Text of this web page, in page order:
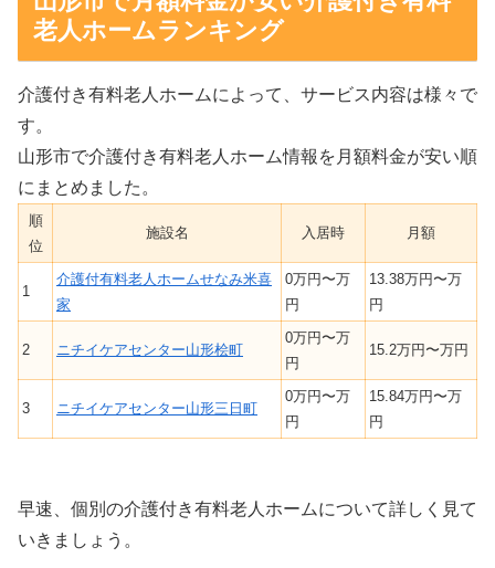
老人ホームランキング
介護付き有料老人ホームによって、サービス内容は様々で
す。
山形市で介護付き有料老人ホーム情報を月額料金が安い順
にまとめました。
順
位
施設名 入居時 月額
1
介護付有料老人ホームせなみ米喜
家
0万円〜万
円
13.38万円〜万
円
2 ニチイケアセンター山形桧町
0万円〜万
円
15.2万円〜万円
3 ニチイケアセンター山形三日町
0万円〜万
円
15.84万円〜万
円
早速、個別の介護付き有料老人ホームについて詳しく見て
いきましょう。